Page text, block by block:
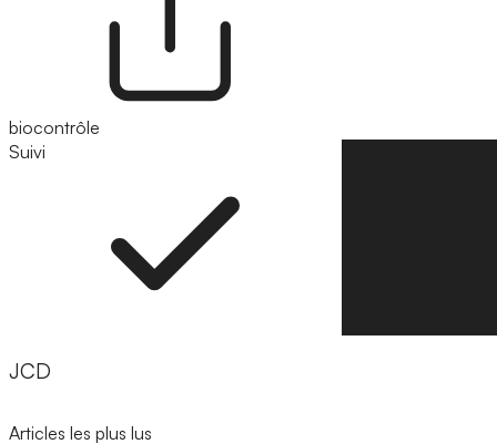
biocontrôle
Suivi
JCD
Articles les plus lus